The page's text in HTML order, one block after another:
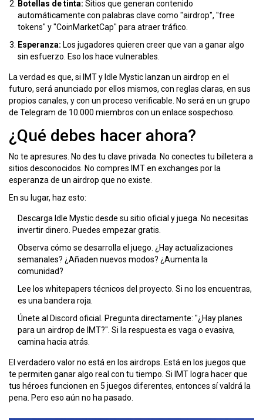
Botellas de tinta: Sitios que generan contenido
automáticamente con palabras clave como "airdrop", "free
tokens" y "CoinMarketCap" para atraer tráfico.
Esperanza: Los jugadores quieren creer que van a ganar algo
sin esfuerzo. Eso los hace vulnerables.
La verdad es que, si IMT y Idle Mystic lanzan un airdrop en el
futuro, será anunciado por ellos mismos, con reglas claras, en sus
propios canales, y con un proceso verificable. No será en un grupo
de Telegram de 10.000 miembros con un enlace sospechoso.
¿Qué debes hacer ahora?
No te apresures. No des tu clave privada. No conectes tu billetera a
sitios desconocidos. No compres IMT en exchanges por la
esperanza de un airdrop que no existe.
En su lugar, haz esto:
Descarga Idle Mystic desde su sitio oficial y juega. No necesitas
invertir dinero. Puedes empezar gratis.
Observa cómo se desarrolla el juego. ¿Hay actualizaciones
semanales? ¿Añaden nuevos modos? ¿Aumenta la
comunidad?
Lee los whitepapers técnicos del proyecto. Si no los encuentras,
es una bandera roja.
Únete al Discord oficial. Pregunta directamente: "¿Hay planes
para un airdrop de IMT?". Si la respuesta es vaga o evasiva,
camina hacia atrás.
El verdadero valor no está en los airdrops. Está en los juegos que
te permiten ganar algo real con tu tiempo. Si IMT logra hacer que
tus héroes funcionen en 5 juegos diferentes, entonces sí valdrá la
pena. Pero eso aún no ha pasado.